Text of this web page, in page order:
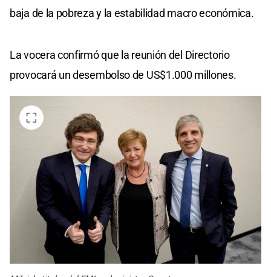
baja de la pobreza y la estabilidad macro económica.
La vocera confirmó que la reunión del Directorio
provocará un desembolso de US$1.000 millones.